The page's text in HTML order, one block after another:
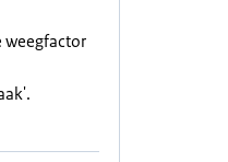
weegfactor